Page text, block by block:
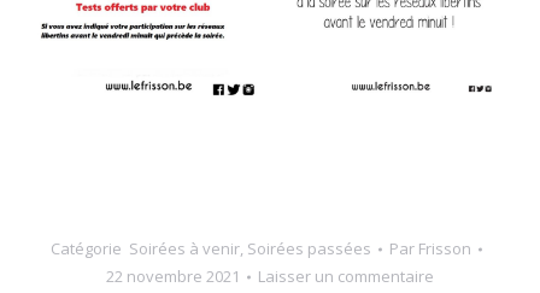
Catégorie Soirées à venir, Soirées passées Par Frisson
22 novembre 2021
Laisser un commentaire